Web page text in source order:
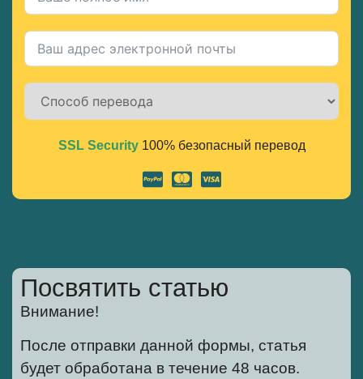
Alternative:
SSL Security100% безопасный перевод
Посвятить статью
Внимание!
После отправки данной формы, статья
будет обработана в течение 48 часов.